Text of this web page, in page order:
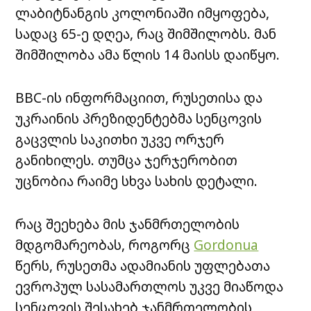
ლაბიტნანგის კოლონიაში იმყოფება,
სადაც 65-ე დღეა, რაც შიმშილობს. მან
შიმშილობა ამა წლის 14 მაისს დაიწყო.
BBC-ის ინფორმაციით, რუსეთისა და
უკრაინის პრეზიდენტებმა სენცოვის
გაცვლის საკითხი უკვე ორჯერ
განიხილეს. თუმცა ჯერჯერობით
უცნობია რაიმე სხვა სახის დეტალი.
რაც შეეხება მის ჯანმრთელობის
მდგომარეობას, როგორც Gordonua
წერს, რუსეთმა ადამიანის უფლებათა
ევროპულ სასამართლოს უკვე მიაწოდა